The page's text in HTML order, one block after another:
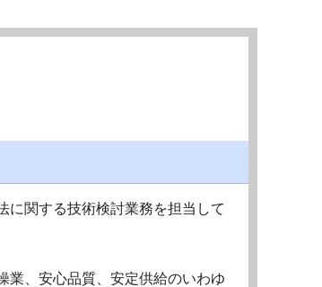
に関する技術検討業務を担当して
業、安心品質、安定供給のいわゆ